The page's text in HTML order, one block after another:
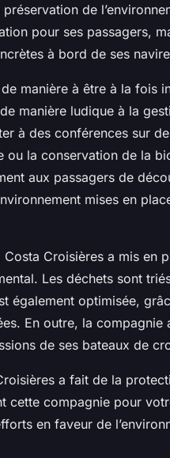
de
pour ses passagers,
à bord de ses
manière à être à la fois
manière ludique à la
à des conférences sur
ou la conservation de la
aux passagers de
mises en
Croisières a mis en
Les déchets sont
également optimisée,
En outre, la compagnie
de ses bateaux de
a fait de la
cette compagnie pour
en faveur de